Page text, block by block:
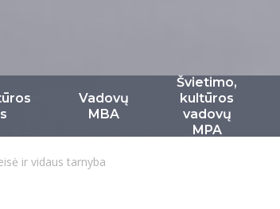
Vadovų
MBA
Švietimo,
kultūros
vadovų
MPA
ir vidaus tarnyba